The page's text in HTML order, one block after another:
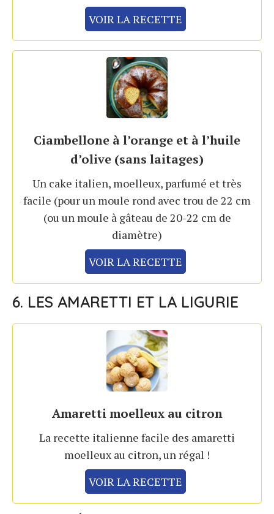
VOIR LA RECETTE
Ciambellone à l’orange et à l’huile
d’olive (sans laitages)
Un cake italien, moelleux, parfumé et très
facile (pour un moule rond avec trou de 22 cm
(ou un moule à gâteau de 20-22 cm de
diamètre)
VOIR LA RECETTE
6. LES AMARETTI ET LA LIGURIE
Amaretti moelleux au citron
La recette italienne facile des amaretti
moelleux au citron, un régal !
VOIR LA RECETTE